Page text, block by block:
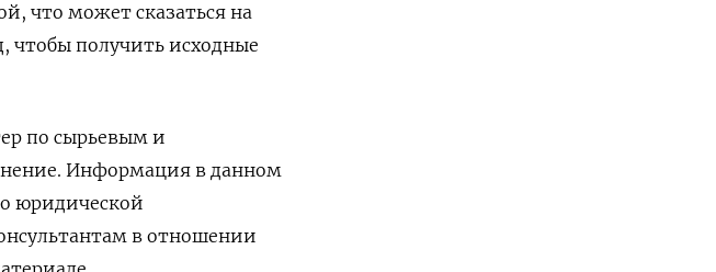
что может сказаться на
чтобы получить исходные
по сырьевым и
Информация в данном
юридической
в отношении